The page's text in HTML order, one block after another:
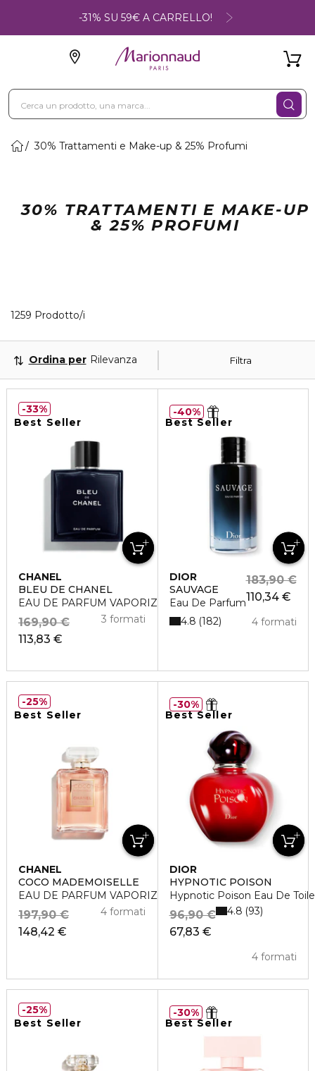
-31% SU 59€ A CARRELLO!
30% Trattamenti e Make-up & 25% Profumi
30% TRATTAMENTI E MAKE-UP
& 25% PROFUMI
1259 Prodotto/i
Filtra
Ordina per Rilevanza
Best Seller
CHANEL
BLEU DE CHANEL
EAU DE PARFUM VAPORIZZATORE
113,83 €
169,90 € 3 formati
33%
Best Seller
DIOR
SAUVAGE
Eau De Parfum110,34 €
183,90 €
4 formati
4.8 182
40%
Best Seller
CHANEL
COCO MADEMOISELLE
EAU DE PARFUM VAPORIZZATORE
148,42 €
197,90 € 4 formati
25%
Best Seller
DIOR
HYPNOTIC POISON
Hypnotic Poison Eau De
67,83 €
96,90 €
4 formati
4.8 93
30%
Best Seller
25%
Best Seller
30%